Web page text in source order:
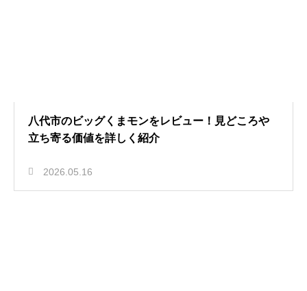
八代市のビッグくまモンをレビュー！見どころや
立ち寄る価値を詳しく紹介
2026.05.16